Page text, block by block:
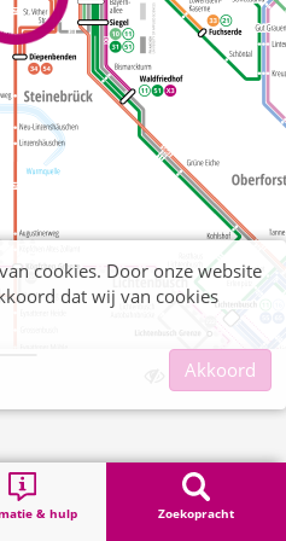
& hulp Zoekopracht
cookies. Door onze website
dat wij van cookies
Akkoord